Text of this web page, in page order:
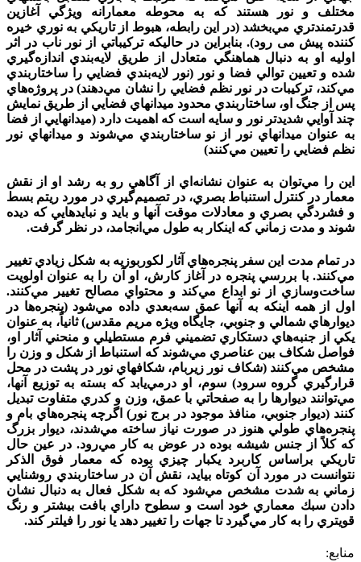
مختلف و نور هستند كه به محوطه معمارانه ويژگي آغازين
قدرتمندتري مي‌بخشد (در اين رابطه، هبوط از تاريكي به نوري خيره
كننده پیش می رود). بنابراين در حاليكه تركيباتي از نور ناب در اثر
اوليه او به دنبال هماهنگي متعادل از طريق لايه‌بندي اندازه‌گيري
شده و تعيين توالي فضا و نور (نور لايه‌بندي فضايي را ساختاربندي
مي‌كند، تركيبات در نور نظم فضايي را نشان مي‌دهند) در پروژه‌هاي
پس از جنگ او، ساختاربندي محدود ميدانهاي فضايي از طريق نمايش
چند آوايي شديدتر نور و سايه است كه اهميت دارد (ميدانهايي از فضا
به عنوان ميدانهاي نور از نو ساختاربندي مي‌شوند و ميدانهاي نور
نظم فضايي را تعيين مي‌كنند)
اين را مي‌توان به عنوان نشانه‌اي از آگاهي رو به رشد او از نقش
معمار در كنترل استنباط بصري، در تصميم‌گيري در مورد ريتم بسط
و فشردگي بصري و معادلات موقت آنها و بايد و نبايدهايي كه ديده
شوند و مدت زماني كه اينكار به طول مي‌انجامد، در نظر گرفت.
در تمام مدت اين سفر پنجره‌هاي آثار لکوربوزیه به شكل زيادي تغيير
مي‌كنند. با بررسي پنجره در آغاز كارش، او آن را به عنوان اولويت
ساخت‌وسازي از نو ابداع مي‌كند و محتواي مصالح تغيير مي‌كنند.
اول از همه اينكه به آنها عمق سه‌بعدي داده مي‌شود (پنجره‌ها در
ديوارهاي شمالي و جنوبي، جايگاه ويژه مريم مقدس) ثانياً، به عنوان
يكي از جنبه‌هاي دستكاري تضميني فرم مستطيلي و منحني آثار او،
فواصل شكاف بين عناصري مي‌‌شوند كه استنباط از شكل و وزن را
مشخص مي‌كنند (شكاف نور زيربام، شكافهاي نور در پشت در محل
قرارگيري گروه سرود) سوم، او درمي‌يابد كه بسته به توزيع آنها،
مي‌توانند ديوارها را به صفحاتي با عمق، وزن و كدري متفاوت تبديل
كنند (ديوار جنوبي، منافذ موجود در برج نور) اگرچه پنجره‌هاي بام و
پنجره‌هاي طولي هنوز در صورت نياز ساخته مي‌شدند، ديوار بزرگ
كه كلاً از جنس شيشه بوده در عوض به كار مي‌رود. در عين حال
تاريكي براساس كاربرد يكبار چيزي بوده كه معمار فوق الذکر
نتوانست در مورد آن كوتاه بيايد، نقش آن در ساختاربندي روشنايي
زماني به شدت مشخص مي‌شود كه به شكل فعال به دنبال نشان
دادن سبك معماري خود است و سطوح داراي بافت بيشتر و رنگ
قويتري را به كار مي‌گيرد تا جهات را تغيير دهد يا نور را فيلتر كند.
منابع: